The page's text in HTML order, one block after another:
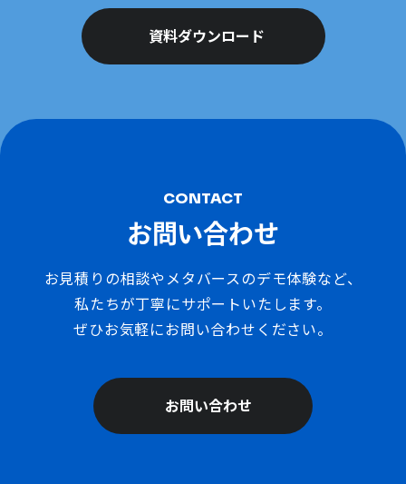
資料ダウンロード
CONTACT
お問い合わせ
お見積りの相談やメタバースのデモ体験など、
私たちが丁寧にサポートいたします。
ぜひお気軽にお問い合わせください。
お問い合わせ